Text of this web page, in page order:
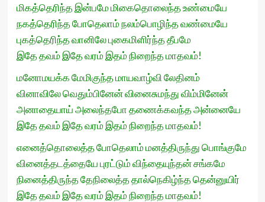
மிகத்தெரிந்த இன்பமே மிகைதொலைந்த உண்மையே
நகத்தெரிந்த போதெலாம் நலம்பொழிந்த வண்மையே
புகத்தெரிந்த வானிலே புகைமிளிர்ந்த தீபமே
இதே தவம் இதே வரம் இதம் நிறைந்த மாதவம்!
மனோமயக்க மேமிகுந்த மாயவாழ்வி லேதினம்
வினாவிலே வெதும்பினேன் வினைசுமந்து விம்மினேன்
அனாதையாய் அலைந்தபோ தணைக்கவந்த அன்னையே
இதே தவம் இதே வரம் இதம் நிறைந்த மாதவம்!
எனைத்தொலைத்த போதெலாம் மனத்திருந்து பொங்குமே
வினைத்தடத்தையே புரட்டும் விந்தையுந்தன் சங்கமே
நினைத்திருந்த தேநிலைத்த தால்நெகிழ்ந்த தென்னுயிர்
இதே தவம் இதே வரம் இதம் நிறைந்த மாதவம்!